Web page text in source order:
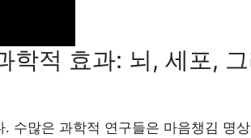
학적 효과: 뇌, 세포,
수많은 과학적 연구들은 마음챙김 명